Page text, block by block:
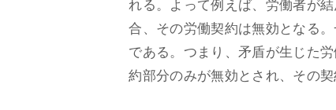
れる。よって例えば、労働者が
合、その労働契約は無効となる
である。つまり、矛盾が生じた
約部分のみが無効とされ、その